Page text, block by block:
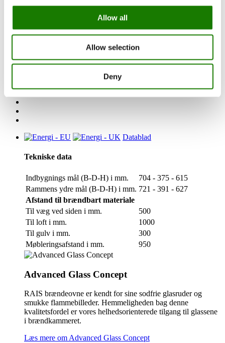
Allow all
Allow selection
Deny
passer perfekt til indbygning i et hjørne.
Denne pejseindsats fås også med glas til en eller tre sider. Vælg
Datablad
Tekniske data
Indbygnings mål (B-D-H) i mm.
704 - 375 - 615
Rammens ydre mål (B-D-H) i mm. 721 - 391 - 627
Afstand til brændbart materiale
Til væg ved siden i mm.
500
Til loft i mm.
1000
Til gulv i mm.
300
Møbleringsafstand i mm.
950
Advanced Glass Concept
RAIS brændeovne er kendt for sine sodfrie glasruder og
smukke flammebilleder. Hemmeligheden bag denne
kvalitetsfordel er vores helhedsorienterede tilgang til glassene
i brændkammeret.
Læs mere om Advanced Glass Concept